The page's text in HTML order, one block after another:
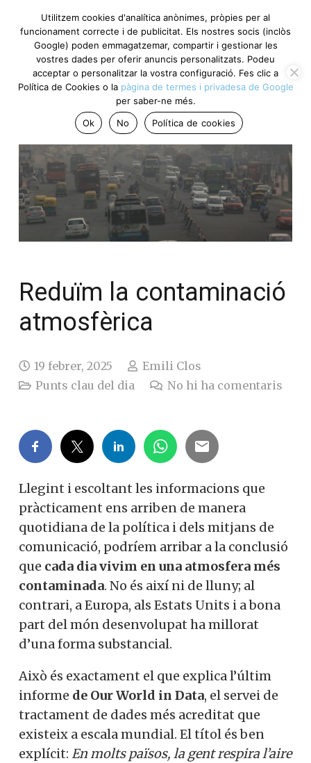
Reduïm la contaminació
atmosfèrica
19 febrer, 2025
Emili Clos
Punts clau del dia
No hi ha comentaris
Llegint i escoltant les informacions que
pràcticament ens arriben de manera
quotidiana de la política i dels mitjans de
comunicació, podríem arribar a la conclusió
que cada dia vivim en una atmosfera més
contaminada. No és així ni de lluny; al
contrari, a Europa, als Estats Units i a bona
part del món desenvolupat ha millorat
d’una forma substancial.
Això és exactament el que explica l’últim
informe de Our World in Data, el servei de
tractament de dades més acreditat que
existeix a escala mundial. El títol és ben
explícit: En molts països, la gent respira l’aire
Utilitzem cookies d'analítica anònimes, pròpies per al
funcionament correcte i de publicitat. Els nostres socis (inclòs
Google) poden emmagatzemar, compartir i gestionar les
vostres dades per oferir anuncis personalitzats. Podeu
acceptar o personalitzar la vostra configuració. Fes clic a
Política de Cookies o la pàgina de termes i privadesa de Google
per saber-ne més.
Ok
No Política de cookies